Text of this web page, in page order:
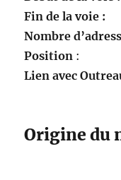
Fin de la voie :
Nombre
Position :
Lien avec
Origine du